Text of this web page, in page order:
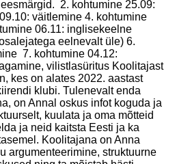
2. kohtumine 25.09:
väitlemine 4. kohtumine
06.11: inglisekeelne
eelnevalt üle) 6.
7. kohtumine 04.12:
vilistlasüritus Koolitajast
kes on alates 2022. aastast
klubi. Tulenevalt enda
on Annal oskus infot koguda ja
kuulata ja oma mõtteid
ja neid kaitsta Eesti ja ka
Koolitajana on Anna
argumenteerimine, struktuurne